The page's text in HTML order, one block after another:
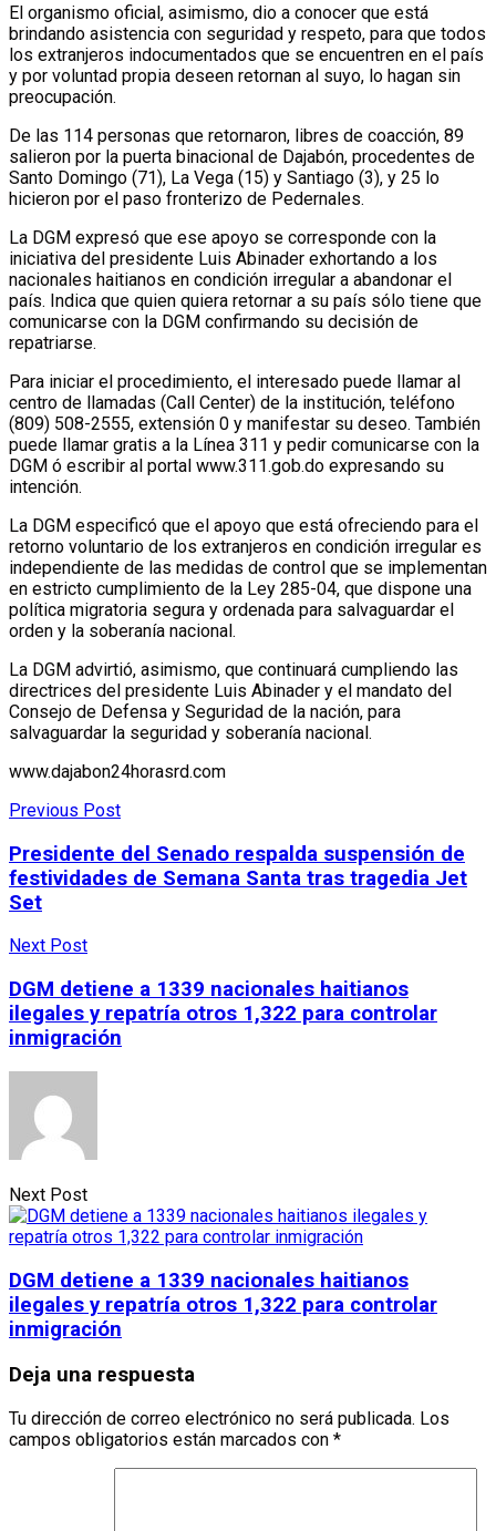
El organismo oficial, asimismo, dio a conocer que está
brindando asistencia con seguridad y respeto, para que todos
los extranjeros indocumentados que se encuentren en el país
y por voluntad propia deseen retornan al suyo, lo hagan sin
preocupación.
De las 114 personas que retornaron, libres de coacción, 89
salieron por la puerta binacional de Dajabón, procedentes de
Santo Domingo (71), La Vega (15) y Santiago (3), y 25 lo
hicieron por el paso fronterizo de Pedernales.
La DGM expresó que ese apoyo se corresponde con la
iniciativa del presidente Luis Abinader exhortando a los
nacionales haitianos en condición irregular a abandonar el
país. Indica que quien quiera retornar a su país sólo tiene que
comunicarse con la DGM confirmando su decisión de
repatriarse.
Para iniciar el procedimiento, el interesado puede llamar al
centro de llamadas (Call Center) de la institución, teléfono
(809) 508-2555, extensión 0 y manifestar su deseo. También
puede llamar gratis a la Línea 311 y pedir comunicarse con la
DGM ó escribir al portal www.311.gob.do expresando su
intención.
La DGM especificó que el apoyo que está ofreciendo para el
retorno voluntario de los extranjeros en condición irregular es
independiente de las medidas de control que se implementan
en estricto cumplimiento de la Ley 285-04, que dispone una
política migratoria segura y ordenada para salvaguardar el
orden y la soberanía nacional.
La DGM advirtió, asimismo, que continuará cumpliendo las
directrices del presidente Luis Abinader y el mandato del
Consejo de Defensa y Seguridad de la nación, para
salvaguardar la seguridad y soberanía nacional.
www.dajabon24horasrd.com
Previous Post
Presidente del Senado respalda suspensión de
festividades de Semana Santa tras tragedia Jet
Set
Next Post
DGM detiene a 1339 nacionales haitianos
ilegales y repatría otros 1,322 para controlar
inmigración
Next Post
DGM detiene a 1339 nacionales haitianos
ilegales y repatría otros 1,322 para controlar
inmigración
Deja una respuesta
Tu dirección de correo electrónico no será publicada. Los
campos obligatorios están marcados con *